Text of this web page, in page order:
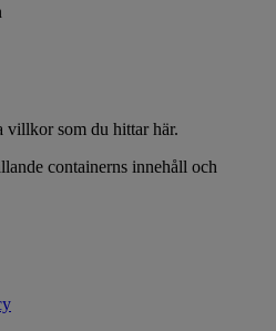
villkor som du hittar här.
containerns innehåll och